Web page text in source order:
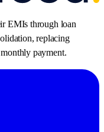
EMIs through loan
replacing
payment.